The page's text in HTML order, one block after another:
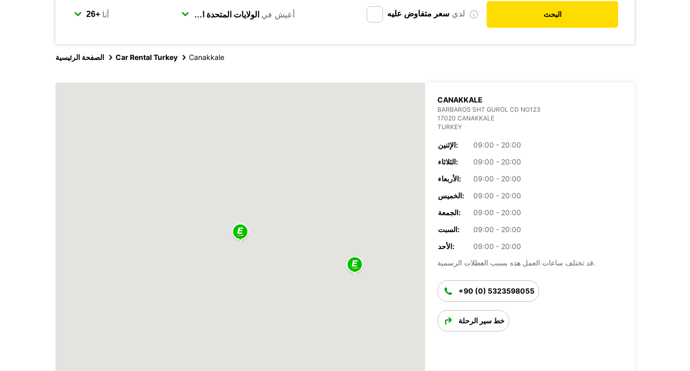
أنا أعيش في لدي سعر متفاوض عليه البحث
الصفحة الرئيسية Car Rental Turkey Canakkale
CANAKKALE
BARBAROS SHT GUROL CD NO123
17020 CANAKKALE
TURKEY
الإثنين:
09:00 - 20:00
الثلاثاء:
09:00 - 20:00
الأربعاء:
09:00 - 20:00
الخميس:
09:00 - 20:00
الجمعة:
09:00 - 20:00
السبت:
09:00 - 20:00
الأحد:
09:00 - 20:00
قد تختلف ساعات العمل هذه بسبب العطلات الرسمية.
+90 (0) 5323598055
خط سير الرحلة